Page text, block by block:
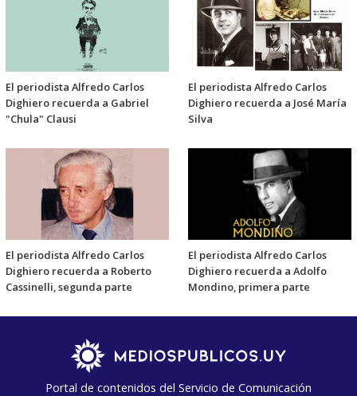
El periodista Alfredo Carlos
Dighiero recuerda a Gabriel
"Chula" Clausi
El periodista Alfredo Carlos
Dighiero recuerda a José María
Silva
El periodista Alfredo Carlos
Dighiero recuerda a Roberto
Cassinelli, segunda parte
El periodista Alfredo Carlos
Dighiero recuerda a Adolfo
Mondino, primera parte
Portal de contenidos del Servicio de Comunicación